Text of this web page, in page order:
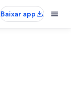
Baixar app